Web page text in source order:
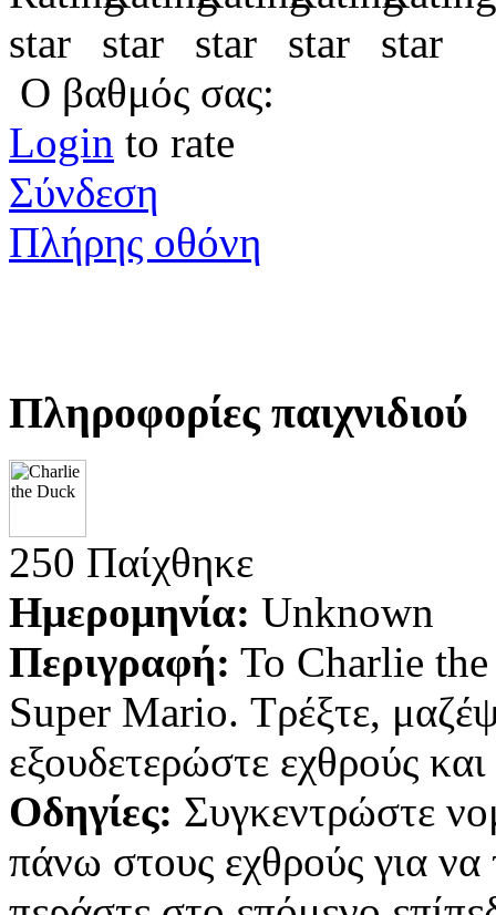
Ο βαθμός σας:
Login to rate
Σύνδεση
Πλήρης οθόνη
Πληροφορίες παιχνιδιού
250 Παίχθηκε
Ημερομηνία: Unknown
Περιγραφή: Το Charlie the
Super Mario. Τρέξτε,
εξουδετερώστε εχθρούς
Οδηγίες: Συγκεντρώστε
πάνω στους εχθρούς για να